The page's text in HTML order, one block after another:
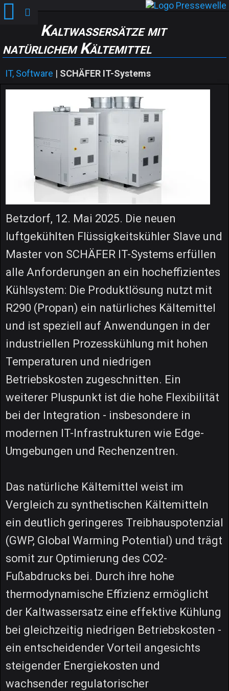
Kaltwassersätze mit
natürlichem Kältemittel
IT, Software | SCHÄFER IT-Systems
Betzdorf, 12. Mai 2025. Die neuen
luftgekühlten Flüssigkeitskühler Slave und
Master von SCHÄFER IT-Systems erfüllen
alle Anforderungen an ein hocheffizientes
Kühlsystem: Die Produktlösung nutzt mit
R290 (Propan) ein natürliches Kältemittel
und ist speziell auf Anwendungen in der
industriellen Prozesskühlung mit hohen
Temperaturen und niedrigen
Betriebskosten zugeschnitten. Ein
weiterer Pluspunkt ist die hohe Flexibilität
bei der Integration - insbesondere in
modernen IT-Infrastrukturen wie Edge-
Umgebungen und Rechenzentren.
Das natürliche Kältemittel weist im
Vergleich zu synthetischen Kältemitteln
ein deutlich geringeres Treibhauspotenzial
(GWP, Global Warming Potential) und trägt
somit zur Optimierung des CO2-
Fußabdrucks bei. Durch ihre hohe
thermodynamische Effizienz ermöglicht
der Kaltwassersatz eine effektive Kühlung
bei gleichzeitig niedrigen Betriebskosten -
ein entscheidender Vorteil angesichts
steigender Energiekosten und
wachsender regulatorischer